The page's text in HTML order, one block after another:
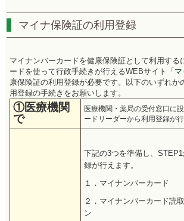
マイナ保険証の利用登録
マイナンバーカードを健康保険証として利用する
ードを使って行政手続きが行えるWEBサイト「
康保険証の利用登録が必要です。以下のいずれか
用登録の手続きをお願いします。
①医療機関
で
医療機関・薬局の受付窓口に
ードリーダーから利用登録が行
下記の3つを準備し、
録が行えます。
１．マイナンバーカード
２．マイナンバーカード読
ン